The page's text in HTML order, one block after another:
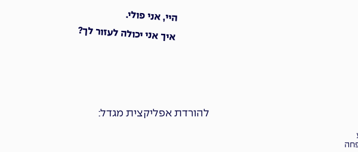
להורדת אפליקצית מגדל:
היי, אני פולי.
איך אני יכולה לעזור לך?